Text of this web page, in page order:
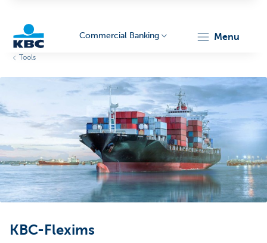
Corporate
Commercial Banking menu
Tools
KBC-Flexims